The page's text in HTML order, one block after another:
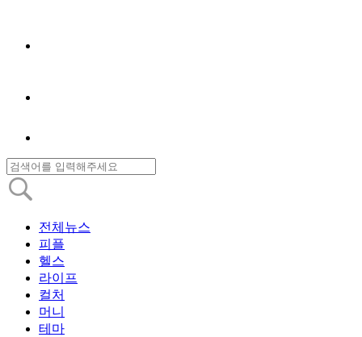
전체뉴스
피플
헬스
라이프
컬처
머니
테마